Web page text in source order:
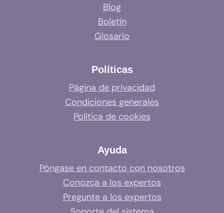
Blog
Boletín
Glosario
Políticas
Página de privacidad
Condiciones generales
Política de cookies
Ayuda
Póngase en contacto con nosotros
Conozca a los expertos
Pregunte a los expertos